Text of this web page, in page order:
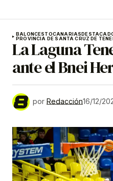
BALONCESTOCANARIAS
PROVINCIA DE SANTA CRUZ DE
La Laguna
ante el Bnei
por Redacción16/12/